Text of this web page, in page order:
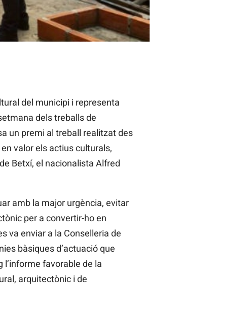
del municipi i representa
dels treballs de
un premi al treball realitzat des
valor els actius culturals,
Betxí, el nacionalista Alfred
amb la major urgència, evitar
per a convertir-ho en
va enviar a la Conselleria de
bàsiques d’actuació que
l’informe favorable de la
arquitectònic i de